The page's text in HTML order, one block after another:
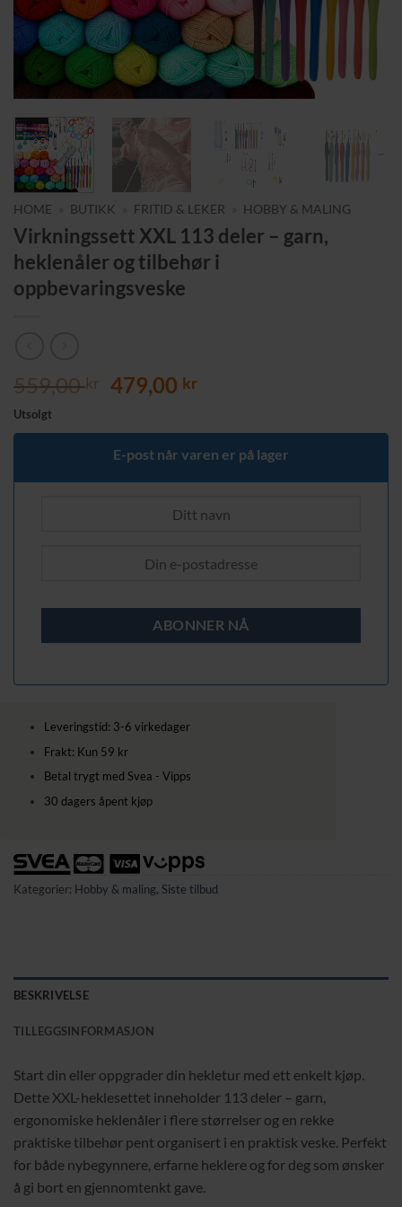
HOME BUTIKK FRITID & LEKER HOBBY & MALING
Virkningssett XXL 113 deler – garn,
heklenåler og tilbehør i
oppbevaringsveske
559,00kr Opprinnelig
var:
559,00 kr.
479,00 krNåværende
er:
479,00 kr.
Utsolgt
E-post når varen er på lager
Leveringstid: 3-6 virkedager
Frakt: Kun 59 kr
Betal trygt med Svea - Vipps
30 dagers åpent kjøp
Kategorier: Hobby & maling, Siste tilbud
BESKRIVELSE
TILLEGGSINFORMASJON
Start din eller oppgrader din hekletur med ett enkelt kjøp.
Dette XXL-heklesettet inneholder 113 deler – garn,
ergonomiske heklenåler i flere størrelser og en rekke
praktiske tilbehør pent organisert i en praktisk veske. Perfekt
for både nybegynnere, erfarne heklere og for deg som ønsker
å gi bort en gjennomtenkt gave.